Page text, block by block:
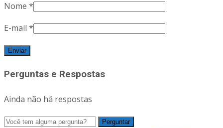
Nome *
E-mail *
Perguntas e Respostas
Ainda não há respostas